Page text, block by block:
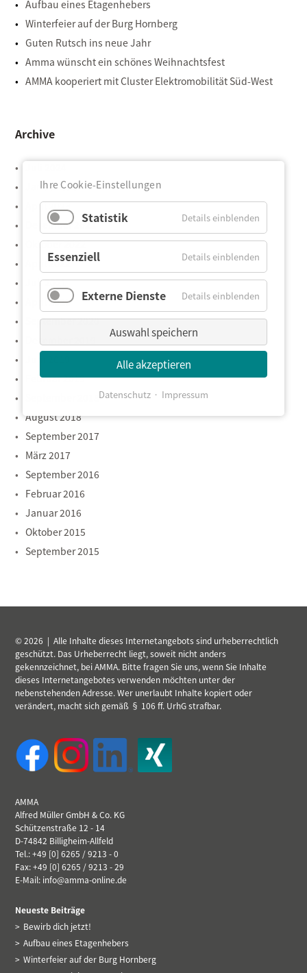
Aufbau eines Etagenhebers
Winterfeier auf der Burg Hornberg
Guten Rutsch ins neue Jahr
Amma wünscht ein schönes Weihnachtsfest
AMMA kooperiert mit Cluster Elektromobilität Süd-West
Archive
Januar 2024
April 2023
Dezember 2022
Oktober 2022
April 2022
Juli 2021
April 2021
September 2020
Februar 2019
September 2018
August 2018
September 2017
März 2017
September 2016
Februar 2016
Januar 2016
Oktober 2015
September 2015
© 2026 | Alle Inhalte dieses Internetangebots sind urheberrechtlich
geschützt. Das Urheberrecht liegt, soweit nicht anders
gekennzeichnet, bei AMMA. Bitte fragen Sie uns, wenn Sie Inhalte
dieses Internetangebotes verwenden möchten unter der
nebenstehenden Adresse. Wer unerlaubt Inhalte kopiert oder
verändert, macht sich gemäß § 106 ff. UrhG strafbar.
AMMA
Alfred Müller GmbH & Co. KG
Schützenstraße 12 - 14
D-74842 Billigheim-Allfeld
Tel.: +49 [0] 6265 / 9213 - 0
Fax: +49 [0] 6265 / 9213 - 29
E-Mail: info@amma-online.de
Neueste Beiträge
Bewirb dich jetzt!
Aufbau eines Etagenhebers
Winterfeier auf der Burg Hornberg
Ihre Cookie-Einstellungen
Statistik Details einblenden
Essenziell Details einblenden
Externe Dienste Details einblenden
Auswahl speichern
Alle akzeptieren
Datenschutz Impressum